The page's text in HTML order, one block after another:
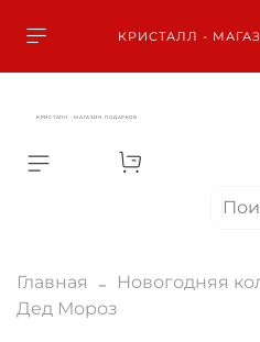
КРИСТАЛЛ -
КРИСТАЛЛ - МАГАЗИН ПОДАРКОВ
Главная Новогодняя
Дед Мороз